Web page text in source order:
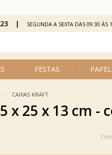
FESTAS
SEGUNDA A SEXTA DAS 09:30 ÀS
CAIXAS KRAFT
x 25 x 13 cm -